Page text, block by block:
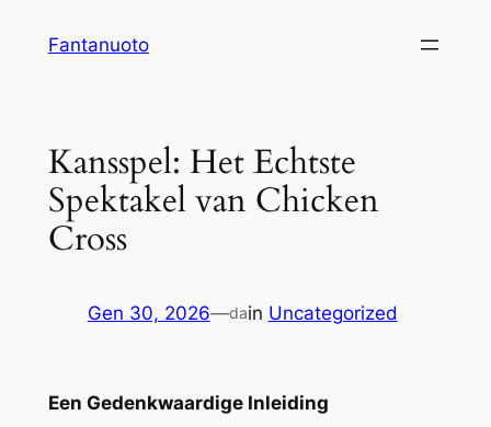
Fantanuoto
Kansspel: Het Echtste
Spektakel van Chicken
Cross
Gen 30, 2026—dain Uncategorized
Een Gedenkwaardige Inleiding